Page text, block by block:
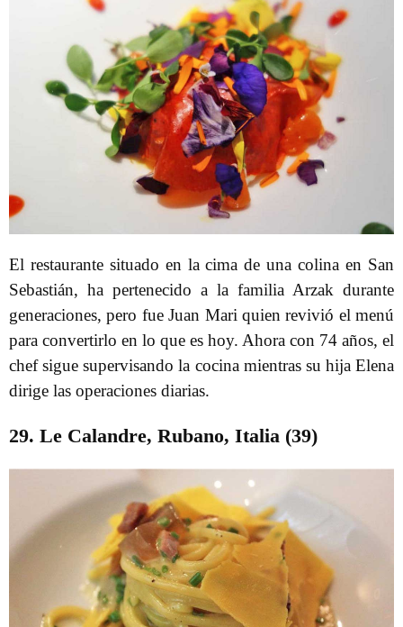
El restaurante situado en la cima de una colina en San
Sebastián, ha pertenecido a la familia Arzak durante
generaciones, pero fue Juan Mari quien revivió el menú
para convertirlo en lo que es hoy. Ahora con 74 años, el
chef sigue supervisando la cocina mientras su hija Elena
dirige las operaciones diarias.
29. Le Calandre, Rubano, Italia (39)